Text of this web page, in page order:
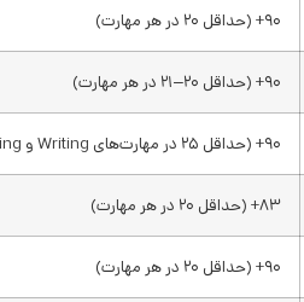
۹۰+ (حداقل ۲۰ در هر مهارت)
۹۰+ (حداقل ۲۰–۲۱ در هر مهارت)
۹۰+ (حداقل ۲۵ در مهارت‌های Writing و Speaking)
۸۳+ (حداقل ۲۰ در هر مهارت)
۹۰+ (حداقل ۲۰ در هر مهارت)